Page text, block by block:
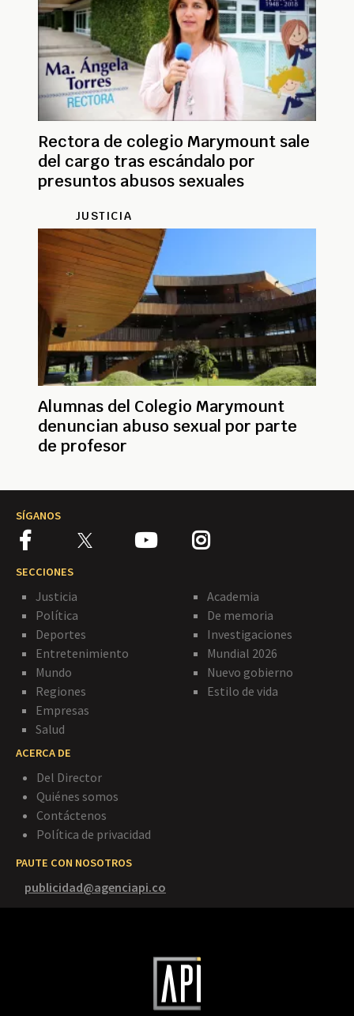
Rectora de colegio Marymount sale
del cargo tras escándalo por
presuntos abusos sexuales
JUSTICIA
Alumnas del Colegio Marymount
denuncian abuso sexual por parte
de profesor
SÍGANOS
SECCIONES
Justicia
Política
Deportes
Entretenimiento
Mundo
Regiones
Empresas
Salud
Academia
De memoria
Investigaciones
Mundial 2026
Nuevo gobierno
Estilo de vida
ACERCA DE
Del Director
Quiénes somos
Contáctenos
Política de privacidad
PAUTE CON NOSOTROS
publicidad@agenciapi.co